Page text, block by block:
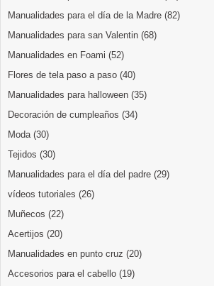
Manualidades para el día de la Madre (82)
Manualidades para san Valentin (68)
Manualidades en Foami (52)
Flores de tela paso a paso (40)
Manualidades para halloween (35)
Decoración de cumpleaños (34)
Moda (30)
Tejidos (30)
Manualidades para el día del padre (29)
vídeos tutoriales (26)
Muñecos (22)
Acertijos (20)
Manualidades en punto cruz (20)
Accesorios para el cabello (19)